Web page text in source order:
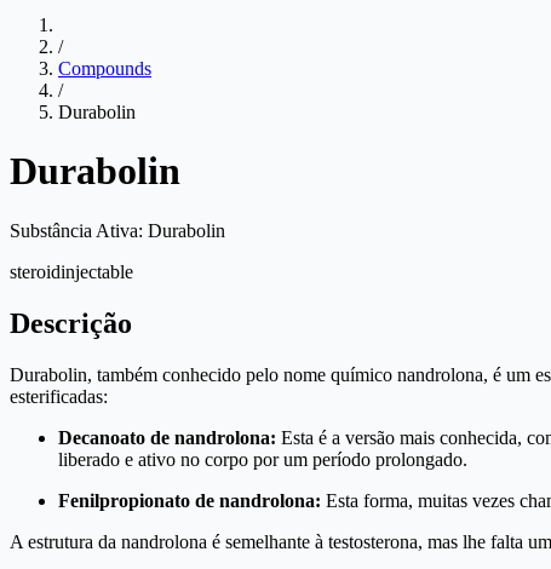
/
Compounds
/
Durabolin
Durabolin
Substância Ativa: Durabolin
steroidinjectable
Descrição
Durabolin, também conhecido pelo nome químico nandrolona, é um
esterificadas:
Decanoato de nandrolona: Esta é a versão mais conhecida,
liberado e ativo no corpo por um período prolongado.
Fenilpropionato de nandrolona: Esta forma, muitas vezes
A estrutura da nandrolona é semelhante à testosterona, mas lhe falta